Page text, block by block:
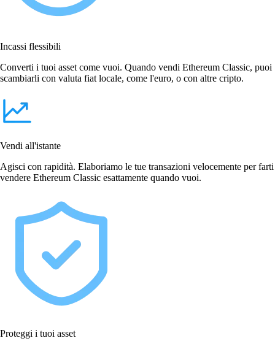
Incassi flessibili
Converti i tuoi asset come vuoi. Quando vendi Ethereum Classic, puoi
scambiarli con valuta fiat locale, come l'euro, o con altre cripto.
Vendi all'istante
Agisci con rapidità. Elaboriamo le tue transazioni velocemente per farti
vendere Ethereum Classic esattamente quando vuoi.
Proteggi i tuoi asset